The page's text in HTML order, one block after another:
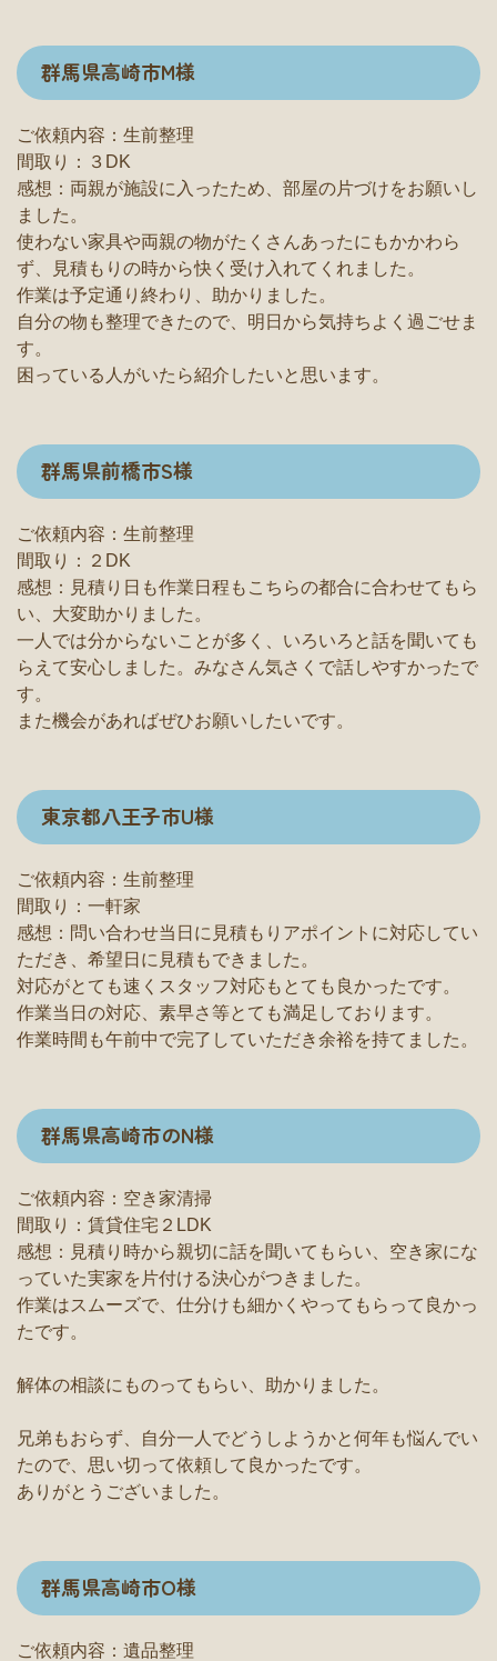
群馬県高崎市M様
ご依頼内容：生前整理
間取り：３DK
感想：両親が施設に入ったため、部屋の片づけをお願いし
ました。
使わない家具や両親の物がたくさんあったにもかかわら
ず、見積もりの時から快く受け入れてくれました。
作業は予定通り終わり、助かりました。
自分の物も整理できたので、明日から気持ちよく過ごせま
す。
困っている人がいたら紹介したいと思います。
群馬県前橋市S様
ご依頼内容：生前整理
間取り：２DK
感想：見積り日も作業日程もこちらの都合に合わせてもら
い、大変助かりました。
一人では分からないことが多く、いろいろと話を聞いても
らえて安心しました。みなさん気さくで話しやすかったで
す。
また機会があればぜひお願いしたいです。
東京都八王子市U様
ご依頼内容：生前整理
間取り：一軒家
感想：問い合わせ当日に見積もりアポイントに対応してい
ただき、希望日に見積もできました。
対応がとても速くスタッフ対応もとても良かったです。
作業当日の対応、素早さ等とても満足しております。
作業時間も午前中で完了していただき余裕を持てました。
群馬県高崎市のN様
ご依頼内容：空き家清掃
間取り：賃貸住宅２LDK
感想：見積り時から親切に話を聞いてもらい、空き家にな
っていた実家を片付ける決心がつきました。
作業はスムーズで、仕分けも細かくやってもらって良かっ
たです。
解体の相談にものってもらい、助かりました。
兄弟もおらず、自分一人でどうしようかと何年も悩んでい
たので、思い切って依頼して良かったです。
ありがとうございました。
群馬県高崎市O様
ご依頼内容：遺品整理